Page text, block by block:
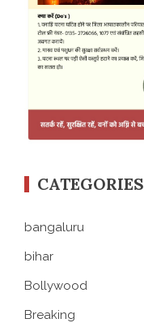
CATEGORIES
bangaluru
bihar
Bollywood
Breaking